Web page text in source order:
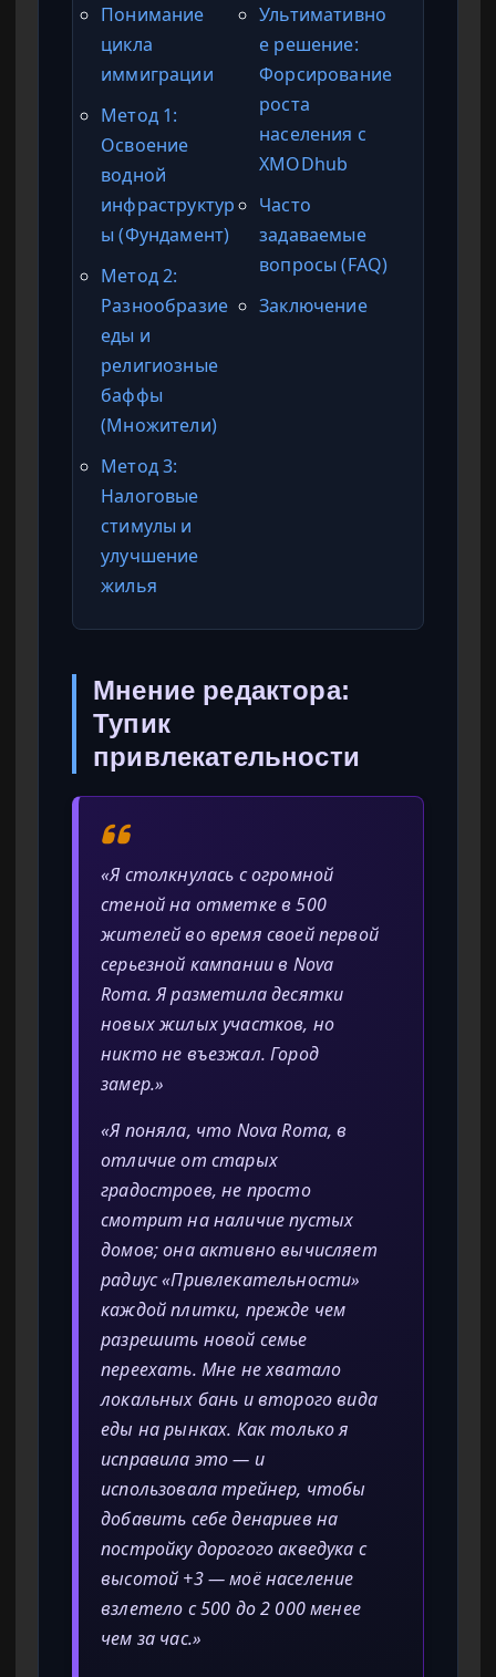
Понимание
цикла
иммиграции
Метод 1:
Освоение
водной
инфраструктур
ы (Фундамент)
Метод 2:
Разнообразие
еды и
религиозные
баффы
(Множители)
Метод 3:
Налоговые
стимулы и
улучшение
жилья
Ультимативно
е решение:
Форсирование
роста
населения с
XMODhub
Часто
задаваемые
вопросы (FAQ)
Заключение
Мнение редактора:
Тупик
привлекательности
«Я столкнулась с огромной
стеной на отметке в 500
жителей во время своей первой
серьезной кампании в Nova
Roma. Я разметила десятки
новых жилых участков, но
никто не въезжал. Город
замер.»
«Я поняла, что Nova Roma, в
отличие от старых
градостроев, не просто
смотрит на наличие пустых
домов; она активно вычисляет
радиус «Привлекательности»
каждой плитки, прежде чем
разрешить новой семье
переехать. Мне не хватало
локальных бань и второго вида
еды на рынках. Как только я
исправила это — и
использовала трейнер, чтобы
добавить себе денариев на
постройку дорогого акведука с
высотой +3 — моё население
взлетело с 500 до 2 000 менее
чем за час.»